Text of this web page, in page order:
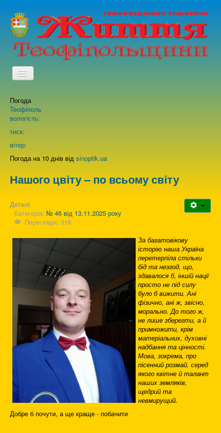
TPL_PROTOSTAR_TOGGLE_MENU
Про нас
Зворотній зв'язок
Погода
Теофіполь
вологість:
тиск:
вітер:
Погода на 10 днів від sinoptik.ua
Нашого цвіту – по всьому світу
Деталі
Категорія: № 46 від 13.11.2025 року
Перегляди: 318
За багатовікову
історію наша Україна
перетерпіла стільки
бід та незгод, що,
здавалося б, іншій нації
просто не під силу
було б вижити. Ані
фізично, ані ж, звісно,
морально. До того ж,
не лише зберегти, а й
примножити, крім
матеріальних, духовні
надбання та цінності.
Мова, зокрема, про
пісенний розмай, серед
якого квітне й талант
наших земляків,
щедрий та
невмирущий.
Добре б почути, а ще краще - побачити